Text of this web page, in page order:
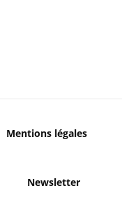
Mentions légales
Newsletter